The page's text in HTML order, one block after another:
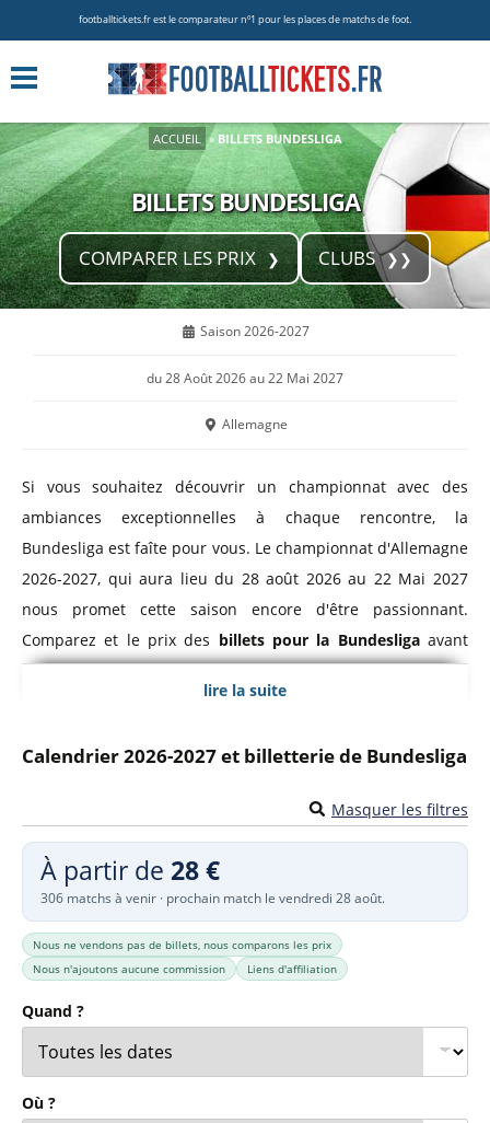
footballtickets.fr est le comparateur nº1 pour les places de matchs de foot.
ACCUEIL » BILLETS BUNDESLIGA
BILLETS BUNDESLIGA
COMPARER LES PRIX CLUBS
Saison 2026-2027
du 28 Août 2026 au 22 Mai 2027
Allemagne
Si vous souhaitez découvrir un championnat avec des
ambiances exceptionnelles à chaque rencontre, la
Bundesliga est faîte pour vous. Le championnat d'Allemagne
2026-2027, qui aura lieu du 28 août 2026 au 22 Mai 2027
nous promet cette saison encore d'être passionnant.
Comparez et le prix des billets pour la Bundesligaavant
d'acheter votre sésame pour votre place au stade.
1903. Ce n'est qu'en 1963 que la Bundesliga adopte le
format de championnat à poule unique qu'on lui connaît
actuellement. Le championnat allemand regroupe les 18
meilleurs équipes professionnelles d'Allemagne et se
dispute sur 34 journées.
deux saisons a fait belle impression la saison passée, mais
n'a rien pu faire contre le
, qui a récupéré
son trophée. Le Bayern devra livrer également bataille avec
leBorussia Dortmund
lire la suite
Calendrier 2026-2027 et billetterie de Bundesliga
Masquer les filtres
À partir de 28 €
306 matchs à venir · prochain match le vendredi 28 août.
Nous ne vendons pas de billets, nous comparons les prix
Nous n'ajoutons aucune commission
Liens d'affiliation
Quand ?
Où ?